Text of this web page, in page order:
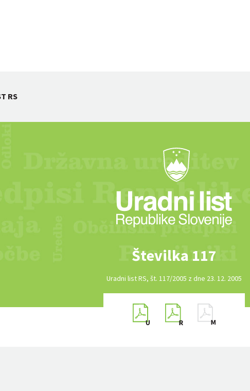
RS
Številka 117
Uradni list RS, št. 117/2005 z dne 23. 12. 2005